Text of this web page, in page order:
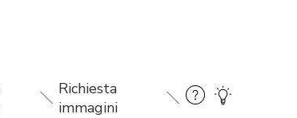
Richiesta
immagini